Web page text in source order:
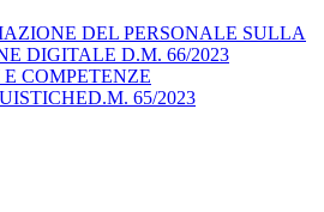
DEL PERSONALE SULLA
DIGITALE D.M. 66/2023
COMPETENZE
65/2023